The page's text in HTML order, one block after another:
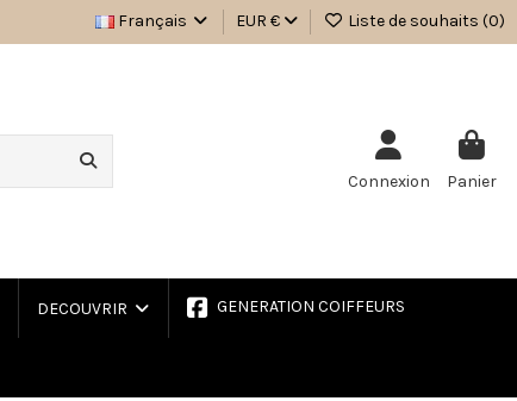
Français EUR € Liste de souhaits (0)
Connexion Panier
DECOUVRIR GENERATION COIFFEURS